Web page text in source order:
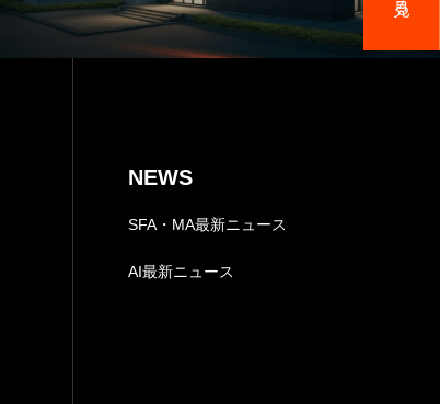
保護と法令遵守について
く表記
NEWS
SFA・MA最新ニュース
AI最新ニュース